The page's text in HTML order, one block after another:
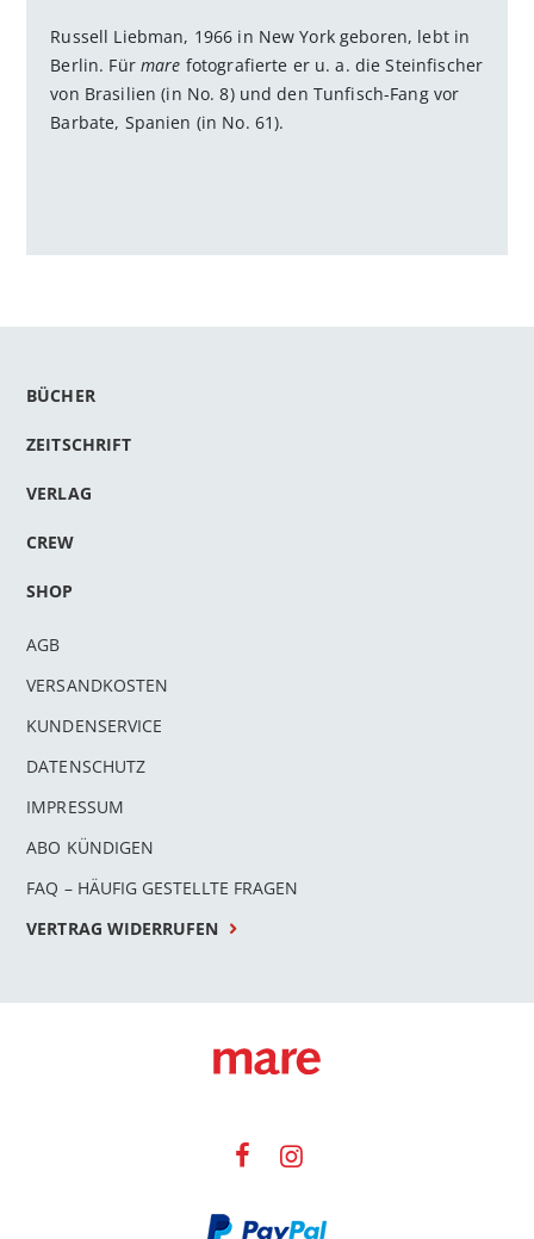
Russell Liebman, 1966 in New York geboren, lebt in
Berlin. Für mare fotografierte er u. a. die Steinfischer
von Brasilien (in No. 8) und den Tunfisch-Fang vor
Barbate, Spanien (in No. 61).
BÜCHER
ZEITSCHRIFT
VERLAG
CREW
SHOP
AGB
VERSANDKOSTEN
KUNDENSERVICE
DATENSCHUTZ
IMPRESSUM
ABO KÜNDIGEN
FAQ – HÄUFIG GESTELLTE FRAGEN
VERTRAG WIDERRUFEN